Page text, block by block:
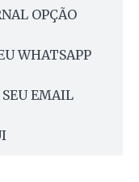
OPÇÃO
WHATSAPP
EMAIL